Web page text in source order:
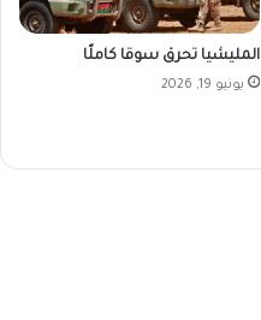
المليشيا تحرق سوقا كاملًا
يونيو 19, 2026